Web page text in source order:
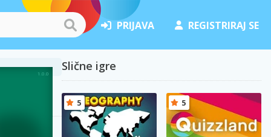
PRIJAVA REGISTRIRAJ SE
Slične igre
5 5